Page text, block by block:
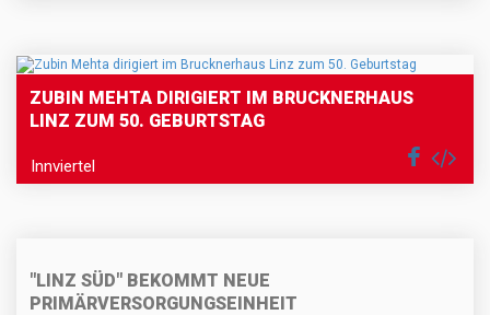
ZUBIN MEHTA DIRIGIERT IM BRUCKNERHAUS
LINZ ZUM 50. GEBURTSTAG
Innviertel
"LINZ SÜD" BEKOMMT NEUE
PRIMÄRVERSORGUNGSEINHEIT